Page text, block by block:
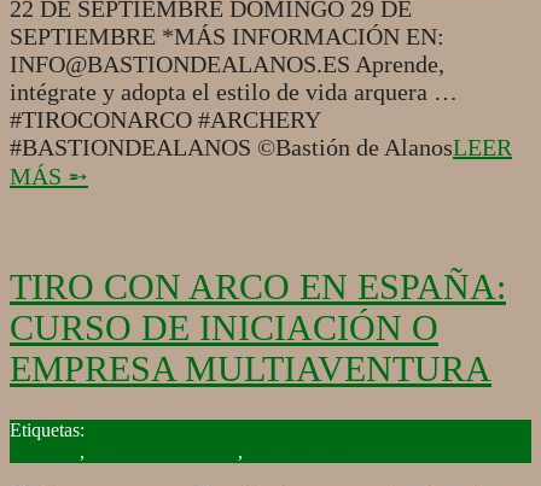
22 DE SEPTIEMBRE DOMINGO 29 DE
SEPTIEMBRE *MÁS INFORMACIÓN EN:
INFO@BASTIONDEALANOS.ES Aprende,
intégrate y adopta el estilo de vida arquera …
#TIROCONARCO #ARCHERY
#BASTIONDEALANOS ©Bastión de AlanosLEER
MÁS ➵
TIRO CON ARCO EN ESPAÑA:
CURSO DE INICIACIÓN O
EMPRESA MULTIAVENTURA
2017-
, ,